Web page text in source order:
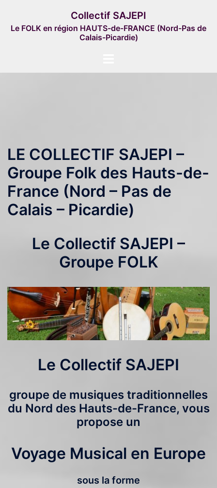
contenu
Collectif SAJEPI
Le FOLK en région HAUTS-de-FRANCE (Nord-Pas de
Calais-Picardie)
LE COLLECTIF SAJEPI –
Groupe Folk des Hauts-de-
France (Nord – Pas de
Calais – Picardie)
Le Collectif SAJEPI –
Groupe FOLK
Le Collectif SAJEPI
groupe de musiques traditionnelles
du Nord des Hauts-de-France, vous
propose un
Voyage Musical en Europe
sous la forme